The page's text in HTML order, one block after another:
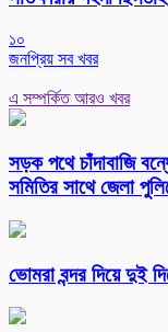
১০
জনপ্রিয় সব খবর
এ সম্পর্কিত আরও খবর
সড়ক পথে চাঁদাবাজি
সমিতির সাথে জেলা
ভোমরা বন্দর দিয়ে দুই